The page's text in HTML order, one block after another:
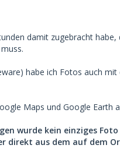
damit zugebracht
habe ich Fotos auch
Maps und Google Earth
wurde kein einziges
direkt aus dem auf dem